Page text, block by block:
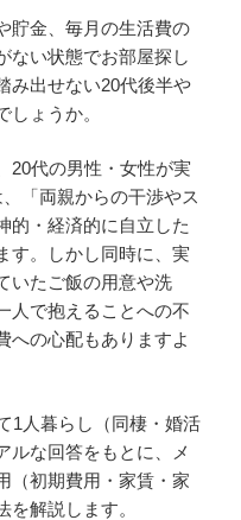
貯金、毎月の生活費の
ない状態でお部屋探し
み出せない20代後半や
ょうか。
20代の男性・女性が実
「両親からの干渉やス
的・経済的に自立した
す。しかし同時に、実
いたご飯の用意や洗
人で抱えることへの不
への心配もありますよ
1人暮らし（同棲・婚活
ルな回答をもとに、メ
（初期費用・家賃・家
解説します。